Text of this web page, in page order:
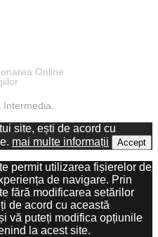
site, ești de acord cu
mai multe informații Accept
permit utilizarea fișierelor de
de navigare. Prin
fără modificarea setărilor
de acord cu această
vă puteți modifica opțiunile
la acest site.